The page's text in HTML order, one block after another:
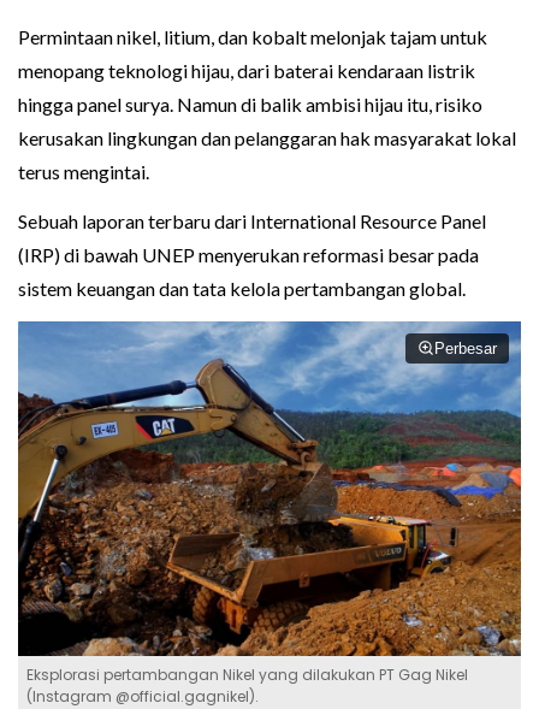
Permintaan nikel, litium, dan kobalt melonjak tajam untuk
menopang teknologi hijau, dari baterai kendaraan listrik
hingga panel surya. Namun di balik ambisi hijau itu, risiko
kerusakan lingkungan dan pelanggaran hak masyarakat lokal
terus mengintai.
Sebuah laporan terbaru dari International Resource Panel
(IRP) di bawah UNEP menyerukan reformasi besar pada
sistem keuangan dan tata kelola pertambangan global.
Perbesar
Eksplorasi pertambangan Nikel yang dilakukan PT Gag Nikel
(Instagram @official.gagnikel).